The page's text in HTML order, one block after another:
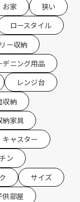
お家
狭い
ロースタイル
ー収納
デニング用品
レンジ台
収納
納家具
キャスター
ン
サイズ
供部屋